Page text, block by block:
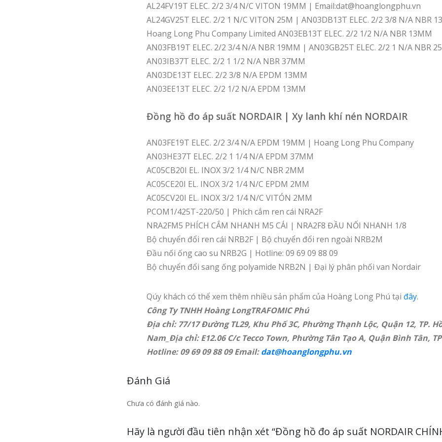
AL24FV19T ELEC. 2/2 3/4 N/C VITON 19MM | Email:dat@hoanglongphu.vn
AL24GV25T ELEC. 2/2 1 N/C VITON 25M | AN03DB13T ELEC. 2/2 3/8 N/A NBR
Hoang Long Phu Company Limited AN03EB13T ELEC. 2/2 1/2 N/A NBR 13MM
AN03FB19T ELEC. 2/2 3/4 N/A NBR 19MM | AN03GB25T ELEC. 2/2 1 N/A NBR
AN03IB37T ELEC. 2/2 1 1/2 N/A NBR 37MM
AN03DE13T ELEC. 2/2 3/8 N/A EPDM 13MM
AN03EE13T ELEC. 2/2 1/2 N/A EPDM 13MM
Đồng hồ đo áp suất NORDAIR | Xy lanh khí nén NORDAIR
AN03FE19T ELEC. 2/2 3/4 N/A EPDM 19MM | Hoang Long Phu Company
AN03HE37T ELEC. 2/2 1 1/4 N/A EPDM 37MM
AC05CB20I EL. INOX 3/2 1/4 N/C NBR 2MM
AC05CE20I EL. INOX 3/2 1/4 N/C EPDM 2MM
AC05CV20I EL. INOX 3/2 1/4 N/C VITÓN 2MM
PCOM1/425T-220/50 | Phích cắm ren cái NRA2F
NRA2FM5 PHÍCH CẮM NHANH M5 CÁI | NRA2F8 ĐẦU NỐI NHANH 1/8
Bộ chuyển đổi ren cái NRB2F | Bộ chuyển đổi ren ngoài NRB2M
Đầu nối ống cao su NRB2G | Hotline: 09 69 09 88 09
Bộ chuyển đổi sang ống polyamide NRB2N | Đại lý phân phối van Nordair
Qúy khách có thể xem thêm nhiều sản phẩm của Hoàng Long Phú tại đây.
Công Ty TNHH Hoàng LongTRAFOMIC Phú
Địa chỉ: 77/17 Đường TL29, Khu Phố 3C, Phường Thạnh Lộc, Quận 12, TP.
Nam_Địa chỉ: E12.06 C/c Tecco Town, Phường Tân Tạo A, Quận Bình Tân,
Hotline: 09 69 09 88 09 Email:dat@hoanglongphu.vn
Đánh Giá
Chưa có đánh giá nào.
Hãy là người đầu tiên nhận xét “Đồng hồ đo áp suất NORDAIR